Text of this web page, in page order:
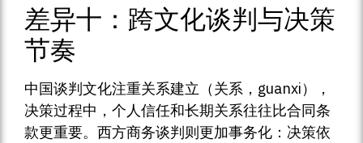
差异十：跨文化谈判与决策
节奏
中国谈判文化注重关系建立（关系，guanxi），
决策过程中，个人信任和长期关系往往比合同条
款更重要。西方商务谈判则更加事务化：决策依